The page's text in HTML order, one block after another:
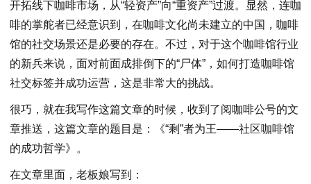
开拓线下咖啡市场，从“轻资产”向“重资产”过渡。显然，连咖
啡的掌舵者已经意识到，在咖啡文化尚未建立的中国，咖啡
馆的社交场景还是必要的存在。不过，对于这个咖啡馆行业
的新兵来说，面对前面成排倒下的“尸体”，如何打造咖啡馆
社交标签并成功运营，这是非常大的挑战。
很巧，就在我写作这篇文章的时候，收到了阅咖啡公号的文
章推送，这篇文章的题目是：《“剩”者为王——社区咖啡馆
的成功哲学》。
在文章里面，老板娘写到：